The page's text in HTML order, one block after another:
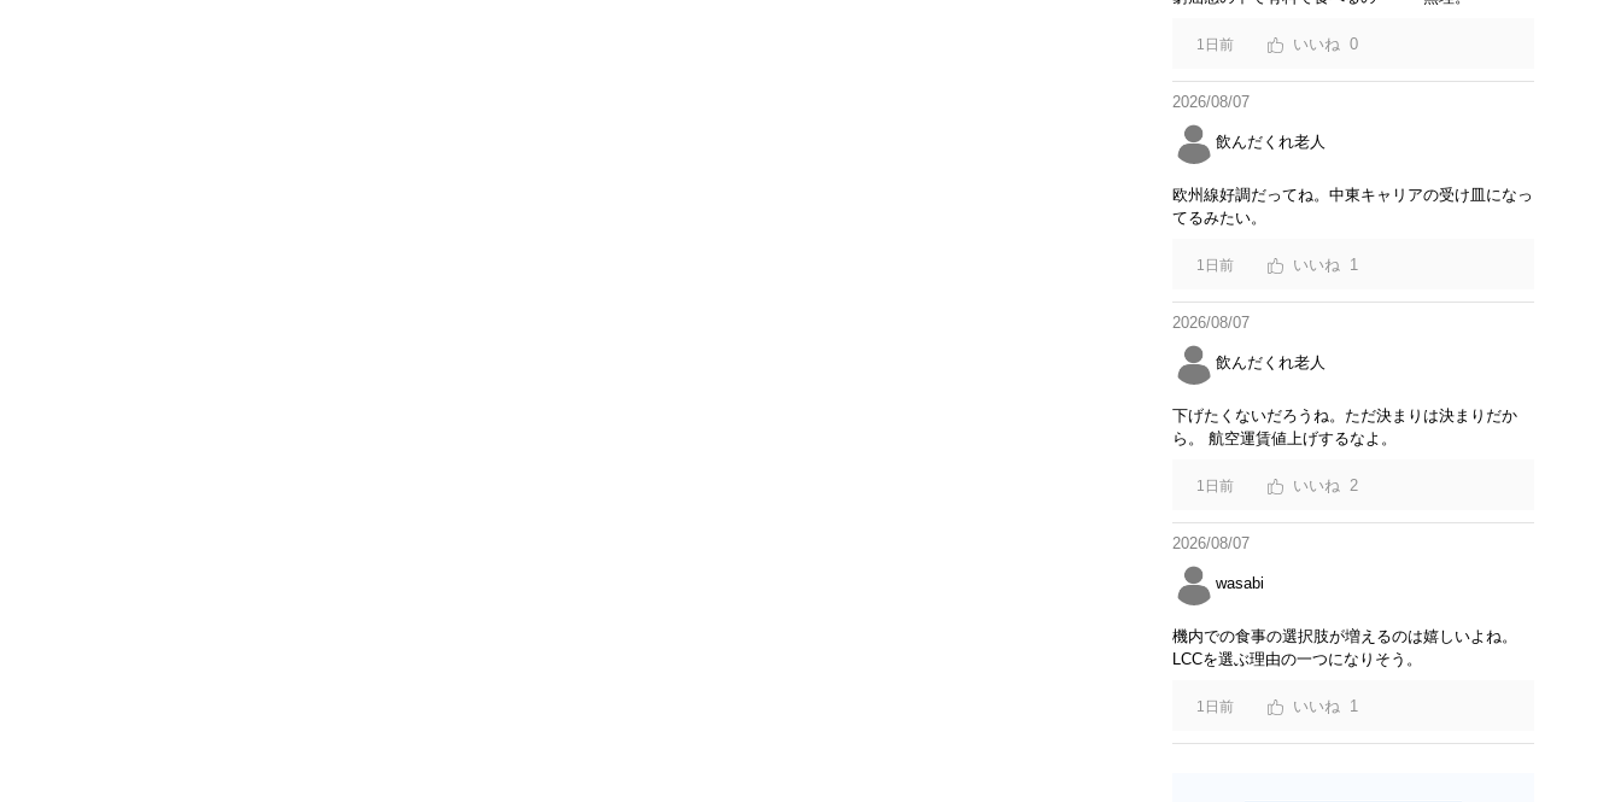
1日前 0
2026/08/07
飲んだくれ老人
欧州線好調だってね。中東キャリアの受け皿になっ
てるみたい。
1日前 1
2026/08/07
飲んだくれ老人
下げたくないだろうね。ただ決まりは決まりだか
ら。 航空運賃値上げするなよ。
1日前 2
2026/08/07
wasabi
機内での食事の選択肢が増えるのは嬉しいよね。
LCCを選ぶ理由の一つになりそう。
1日前 1